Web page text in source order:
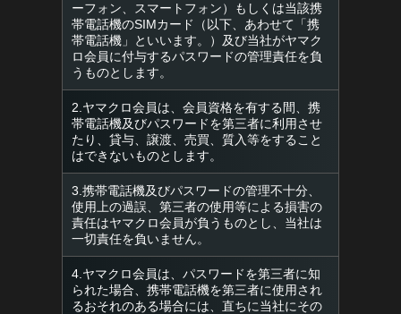
ーフォン、スマートフォン）もしくは当該携
帯電話機のSIMカード（以下、あわせて「携
帯電話機」といいます。）及び当社がヤマク
ロ会員に付与するパスワードの管理責任を負
うものとします。
2.ヤマクロ会員は、会員資格を有する間、携
帯電話機及びパスワードを第三者に利用させ
たり、貸与、譲渡、売買、質入等をすること
はできないものとします。
3.携帯電話機及びパスワードの管理不十分、
使用上の過誤、第三者の使用等による損害の
責任はヤマクロ会員が負うものとし、当社は
一切責任を負いません。
4.ヤマクロ会員は、パスワードを第三者に知
られた場合、携帯電話機を第三者に使用され
るおそれのある場合には、直ちに当社にその